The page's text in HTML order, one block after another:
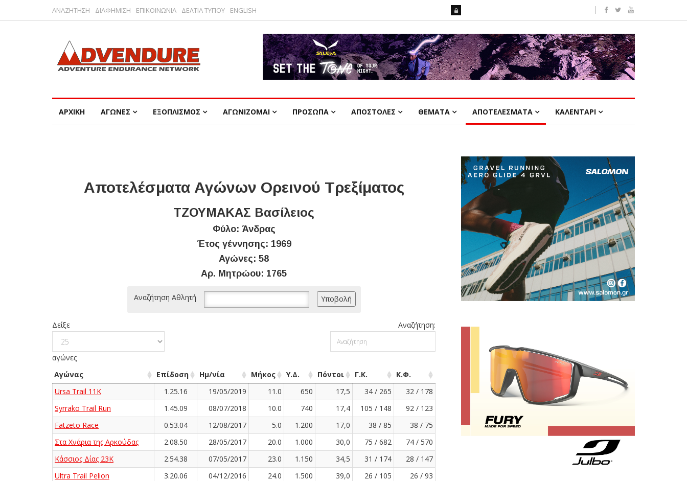
ΑΝΑΖΗΤΗΣΗ ΔΙΑΦΗΜΙΣΗ ΕΠΙΚΟΙΝΩΝΙΑ ΔΕΛΤΙΑ ΤΥΠΟΥ ENGLISH
ΑΡΧΙΚΗ ΑΓΩΝΕΣ ΕΞΟΠΛΙΣΜΟΣ ΑΓΩΝΙΖΟΜΑΙ ΠΡΟΣΩΠΑ ΑΠΟΣΤΟΛΕΣ ΘΕΜΑΤΑ ΑΠΟΤΕΛΕΣΜΑΤΑ ΚΑΛΕΝΤΑΡΙ
Αποτελέσματα Αγώνων Ορεινού Τρεξίματος
ΤΖΟΥΜΑΚΑΣ Βασίλειος
Φύλο: Άνδρας
Έτος γέννησης: 1969
Αγώνες: 58
Αρ. Μητρώου: 1765
Αναζήτηση Αθλητή
Δείξε
αγώνες
Αναζήτηση:
Αγώνας Επίδοση Ημ/νία Μήκος Υ.Δ. Πόντοι Γ.Κ.
Κ.Φ.
Ursa Trail 11K
1.25.16 19/05/2019 11.0 650 17,5 34 / 265
32 / 178
Syrrako Trail Run
1.45.09 08/07/2018 10.0 740 17,4 105 / 148
92 / 123
Fatzeto Race
0.53.04 12/08/2017 5.0 1.200 17,0 38 / 85
38 / 75
Στα Χνάρια της Αρκούδας
2.08.50 28/05/2017 20.0 1.000 30,0 75 / 682
74 / 570
Κάσσιος Δίας 23Κ
2.54.38 07/05/2017 23.0 1.150 34,5 31 / 174
28 / 147
Ultra Trail Pelion
3.20.06 04/12/2016 24.0 1.500 39,0 26 / 105
26 / 93